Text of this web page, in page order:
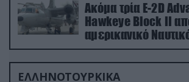
Ακόμα τρία E-2D
Hawkeye Block II
αμερικανικό
δισ.δολάρια το
ΕΛΛΗΝΟΤΟΥΡΚΙΚΑ